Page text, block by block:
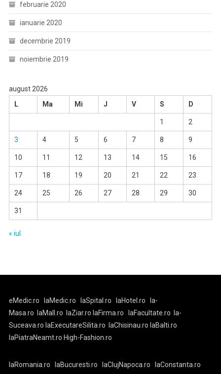
februarie 2020
ianuarie 2020
decembrie 2019
noiembrie 2019
august 2026
L
Ma Mi J V S D
1 2
3 4 5 6 7 8 9
10 11 12 13 14 15 16
17 18 19 20 21 22 23
24 25 26 27 28 29 30
31
« iul.
eMedic.ro laMedic.ro laSpital.ro laHotel.ro
la-
Masa.ro
laMall.ro laZiar.ro laFirma.ro laFacultate.ro
la-
Suceava.ro laExecutareSilita.ro laChisinau.ro laBalti.ro
laPiatraNeamt.ro High-Fashion.ro
laRomania.ro laBucuresti.ro laClujNapoca.ro
laConstanta.ro